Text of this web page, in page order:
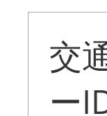
交
ー